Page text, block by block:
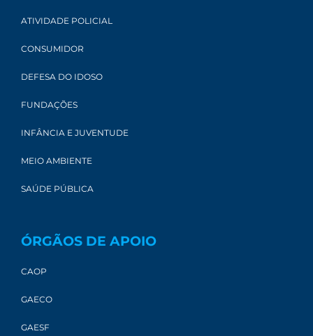
ATIVIDADE POLICIAL
CONSUMIDOR
DEFESA DO IDOSO
FUNDAÇÕES
INFÂNCIA E JUVENTUDE
MEIO AMBIENTE
SAÚDE PÚBLICA
ÓRGÃOS DE APOIO
CAOP
GAECO
GAESF